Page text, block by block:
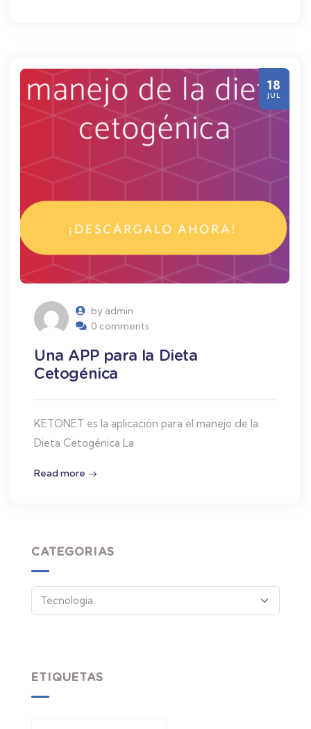
by admin
0 comments
Una APP para la Dieta
Cetogénica
KETONET es la aplicación para el manejo de la
Dieta Cetogénica La
Read more
18
JUL
CATEGORIAS
ETIQUETAS